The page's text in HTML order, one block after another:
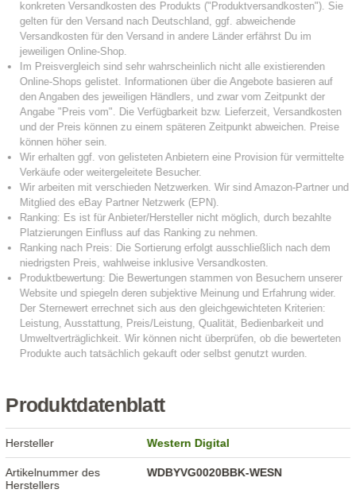
Produktdatenblatt
Hersteller Western Digital
Artikelnummer des
Herstellers
WDBYVG0020BBK-WESN